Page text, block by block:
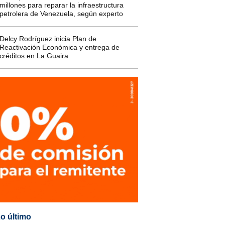
para reparar la infraestructura
de Venezuela, según experto
Rodríguez inicia Plan de
Económica y entrega de
en La Guaira
último